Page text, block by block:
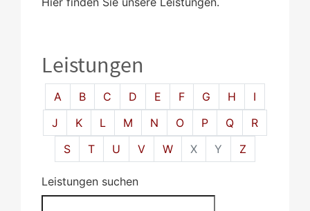
Leistungen
Alphabetisches Register überspringen
A B C D E F G H
I
J
K L M N O P Q
R
S
T U V W X Y Z
Leistungen suchen